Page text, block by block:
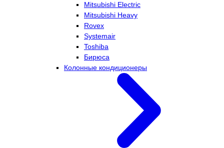
Mitsubishi Electric
Mitsubishi Heavy
Rovex
Systemair
Toshiba
Бирюса
Колонные кондиционеры